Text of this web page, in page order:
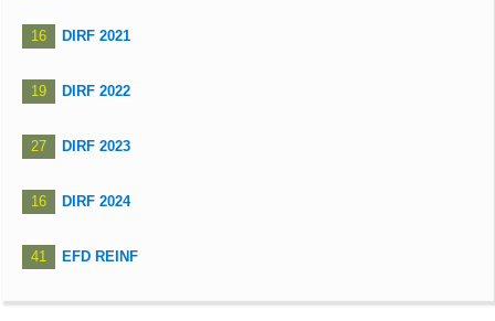
16 DIRF 2021
19 DIRF 2022
27 DIRF 2023
16 DIRF 2024
41 EFD REINF